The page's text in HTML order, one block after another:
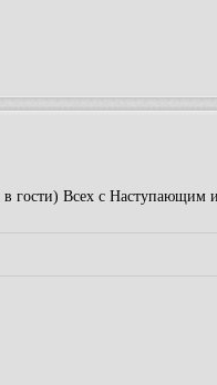
гости) Всех с Наступающим